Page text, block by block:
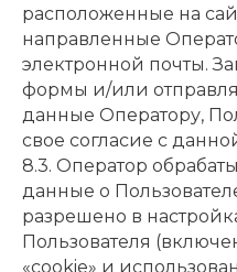
расположенные на
направленные
электронной почты.
формы и/или
данные Оператору,
свое согласие с
8.3. Оператор
данные о
разрешено в
Пользователя
«cookie» и